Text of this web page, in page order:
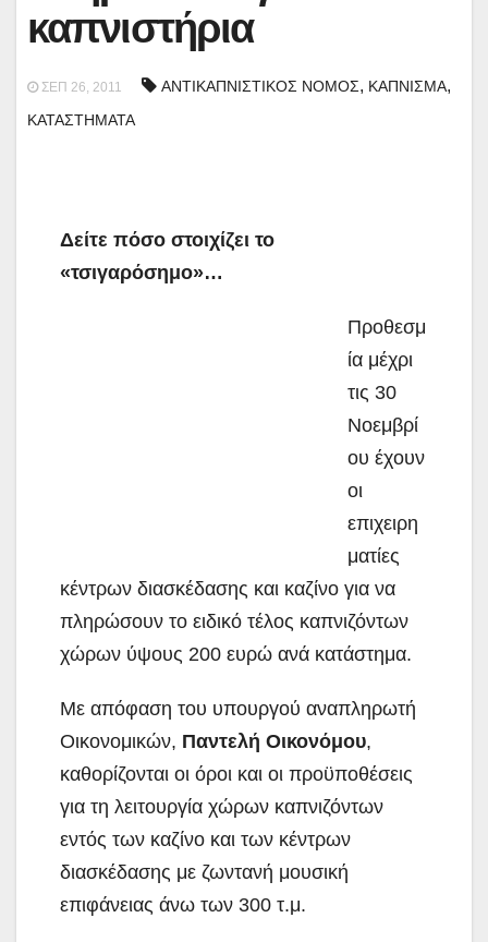
καπνιστήρια
ΣΕΠ 26, 2011 ΑΝΤΙΚΑΠΝΙΣΤΙΚΟΣ ΝΟΜΟΣ, ΚΑΠΝΙΣΜΑ,
ΚΑΤΑΣΤΗΜΑΤΑ
Δείτε πόσο στοιχίζει το
«τσιγαρόσημο»…
Προθεσμ
ία μέχρι
τις 30
Νοεμβρί
ου έχουν
οι
επιχειρη
ματίες
κέντρων διασκέδασης και καζίνο για να
πληρώσουν το ειδικό τέλος καπνιζόντων
χώρων ύψους 200 ευρώ ανά κατάστημα.
Με απόφαση του υπουργού αναπληρωτή
Οικονομικών, Παντελή Οικονόμου,
καθορίζονται οι όροι και οι προϋποθέσεις
για τη λειτουργία χώρων καπνιζόντων
εντός των καζίνο και των κέντρων
διασκέδασης με ζωντανή μουσική
επιφάνειας άνω των 300 τ.μ.